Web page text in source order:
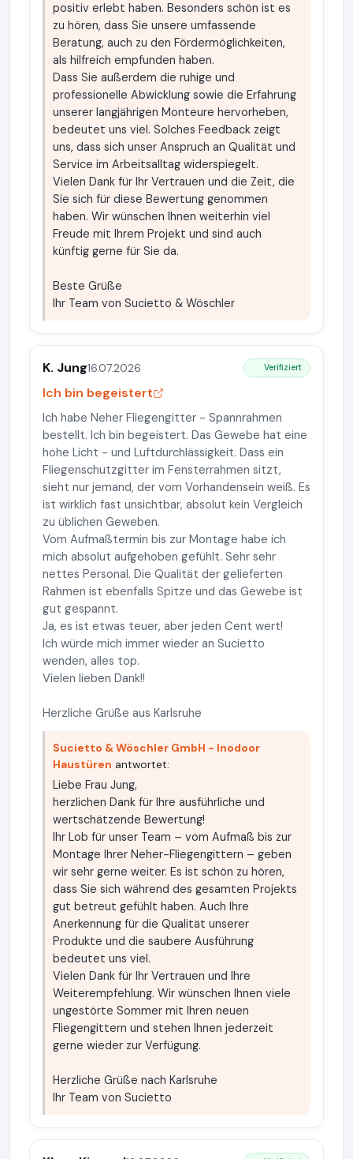
positiv erlebt haben. Besonders schön ist es
zu hören, dass Sie unsere umfassende
Beratung, auch zu den Fördermöglichkeiten,
als hilfreich empfunden haben.
Dass Sie außerdem die ruhige und
professionelle Abwicklung sowie die Erfahrung
unserer langjährigen Monteure hervorheben,
bedeutet uns viel. Solches Feedback zeigt
uns, dass sich unser Anspruch an Qualität und
Service im Arbeitsalltag widerspiegelt.
Vielen Dank für Ihr Vertrauen und die Zeit, die
Sie sich für diese Bewertung genommen
haben. Wir wünschen Ihnen weiterhin viel
Freude mit Ihrem Projekt und sind auch
künftig gerne für Sie da.
Beste Grüße
Ihr Team von Sucietto & Wöschler
K. Jung16.07.2026 Verifiziert
Ich bin begeistert
Ich habe Neher Fliegengitter - Spannrahmen
bestellt. Ich bin begeistert. Das Gewebe hat eine
hohe Licht - und Luftdurchlässigkeit. Dass ein
Fliegenschutzgitter im Fensterrahmen sitzt,
sieht nur jemand, der vom Vorhandensein weiß. Es
ist wirklich fast unsichtbar, absolut kein Vergleich
zu üblichen Geweben.
Vom Aufmaßtermin bis zur Montage habe ich
mich absolut aufgehoben gefühlt. Sehr sehr
nettes Personal. Die Qualität der gelieferten
Rahmen ist ebenfalls Spitze und das Gewebe ist
gut gespannt.
Ja, es ist etwas teuer, aber jeden Cent wert!
Ich würde mich immer wieder an Sucietto
wenden, alles top.
Vielen lieben Dank!!
Herzliche Grüße aus Karlsruhe
Sucietto & Wöschler GmbH - Inodoor
Haustüren antwortet:
Liebe Frau Jung,
herzlichen Dank für Ihre ausführliche und
wertschätzende Bewertung!
Ihr Lob für unser Team – vom Aufmaß bis zur
Montage Ihrer Neher-Fliegengittern – geben
wir sehr gerne weiter. Es ist schön zu hören,
dass Sie sich während des gesamten Projekts
gut betreut gefühlt haben. Auch Ihre
Anerkennung für die Qualität unserer
Produkte und die saubere Ausführung
bedeutet uns viel.
Vielen Dank für Ihr Vertrauen und Ihre
Weiterempfehlung. Wir wünschen Ihnen viele
ungestörte Sommer mit Ihren neuen
Fliegengittern und stehen Ihnen jederzeit
gerne wieder zur Verfügung.
Herzliche Grüße nach Karlsruhe
Ihr Team von Sucietto